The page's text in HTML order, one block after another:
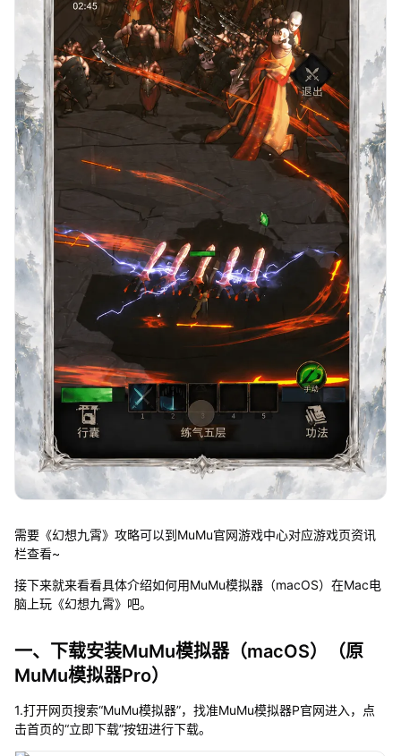
需要《幻想九霄》攻略可以到MuMu官网游戏中心对应游戏页资讯
栏查看~
接下来就来看看具体介绍如何用MuMu模拟器（macOS）在Mac电
脑上玩《幻想九霄》吧。
一、下载安装MuMu模拟器（macOS）（原
MuMu模拟器Pro）
1.打开网页搜索“MuMu模拟器”，找准MuMu模拟器P官网进入，点
击首页的“立即下载”按钮进行下载。